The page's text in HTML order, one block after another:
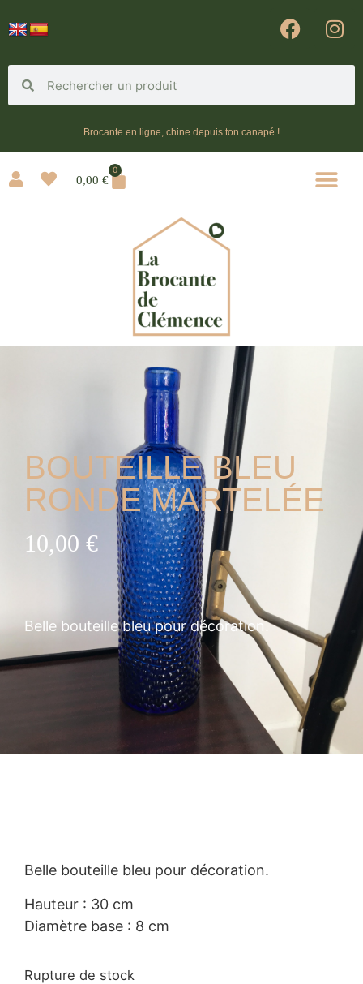
Brocante en ligne, chine depuis ton canapé !
0,00 €
0
BOUTEILLE BLEU
RONDE MARTELÉE
10,00 €
Belle bouteille bleu pour décoration.
Belle bouteille bleu pour décoration.
Hauteur : 30 cm
Diamètre base : 8 cm
Rupture de stock